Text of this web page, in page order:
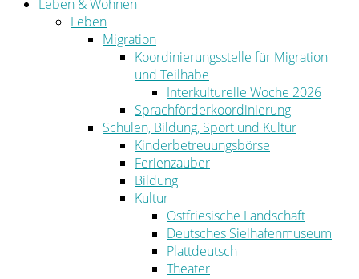
Leben & Wohnen
Leben
Migration
Koordinierungsstelle für Migration
und Teilhabe
Interkulturelle Woche 2026
Sprachförderkoordinierung
Schulen, Bildung, Sport und Kultur
Kinderbetreuungsbörse
Ferienzauber
Bildung
Kultur
Ostfriesische Landschaft
Deutsches Sielhafenmuseum
Plattdeutsch
Theater